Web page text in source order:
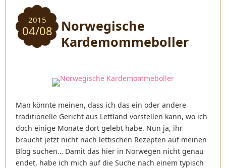
2015
04/08
Norwegische
Kardemommeboller
Man könnte meinen, dass ich das ein oder andere
traditionelle Gericht aus Lettland vorstellen kann, wo ich
doch einige Monate dort gelebt habe. Nun ja, ihr
braucht jetzt nicht nach lettischen Rezepten auf meinen
Blog suchen… Damit das hier in Norwegen nicht genau
endet, habe ich mich auf die Suche nach einem typisch